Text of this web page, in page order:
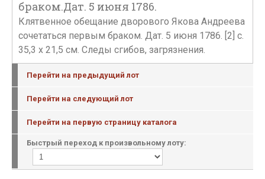
браком.Дат. 5 июня 1786.
Клятвенное обещание дворового Якова Андреева
сочетаться первым браком. Дат. 5 июня 1786. [2] с.
35,3 х 21,5 см. Следы сгибов, загрязнения.
Перейти на предыдущий лот
Перейти на следующий лот
Перейти на первую страницу каталога
Быстрый переход к произвольному лоту: